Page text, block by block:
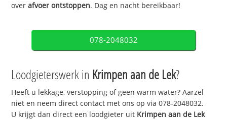
overafvoer ontstoppen. Dag en nacht bereikbaar!
078-2048032
Loodgieterswerk in Krimpen aan de Lek?
Heeft u lekkage, verstopping of geen warm water? Aarzel
niet en neem direct contact met ons op via 078-2048032.
U krijgt dan direct een loodgieter uit Krimpen aan de Lek